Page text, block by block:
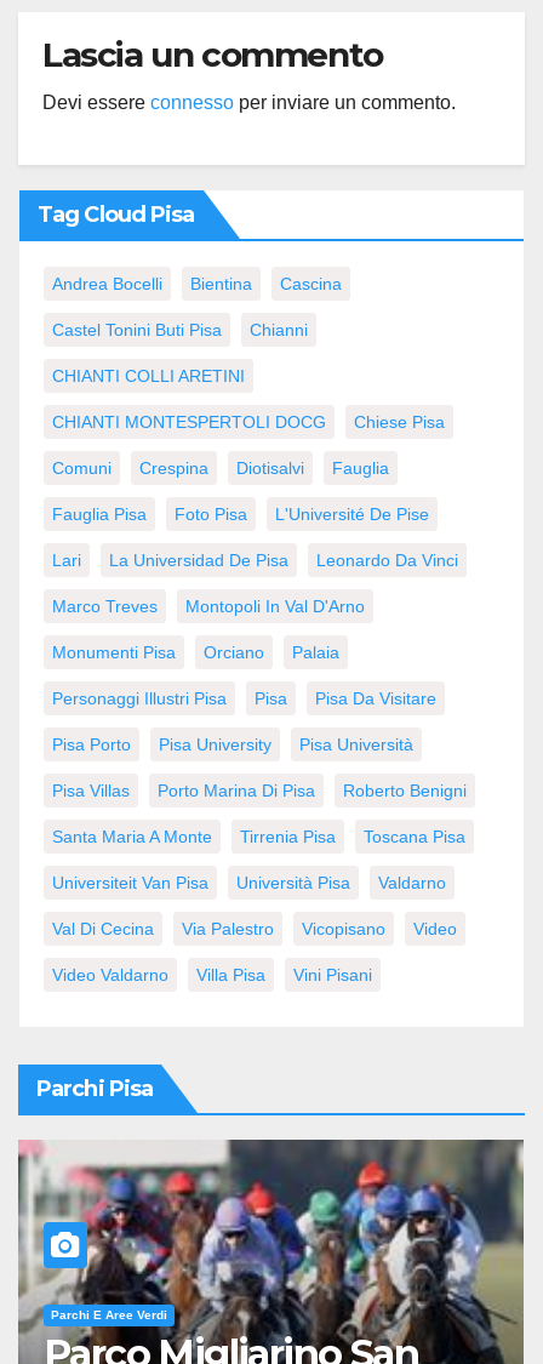
Lascia un commento
Devi essere connesso per inviare un commento.
Tag Cloud Pisa
Andrea Bocelli Bientina Cascina
Castel Tonini Buti Pisa Chianni
CHIANTI COLLI ARETINI
CHIANTI MONTESPERTOLI DOCG Chiese Pisa
Comuni Crespina Diotisalvi Fauglia
Fauglia Pisa Foto Pisa L'Université De Pise
Lari La Universidad De Pisa Leonardo Da Vinci
Marco Treves Montopoli In Val D'Arno
Monumenti Pisa Orciano Palaia
Personaggi Illustri Pisa Pisa Pisa Da Visitare
Pisa Porto Pisa University Pisa Università
Pisa Villas Porto Marina Di Pisa Roberto Benigni
Santa Maria A Monte Tirrenia Pisa Toscana Pisa
Universiteit Van Pisa Università Pisa Valdarno
Val Di Cecina Via Palestro Vicopisano Video
Video Valdarno Villa Pisa Vini Pisani
Parchi Pisa
Parchi E Aree Verdi
Parco Migliarino San